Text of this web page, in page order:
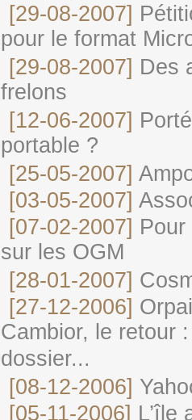
[29-08-2007]
pour le format
[29-08-2007] Des
frelons
[12-06-2007]
portable ?
[25-05-2007]
[03-05-2007]
[07-02-2007]
sur les OGM
[28-01-2007]
[27-12-2006]
Cambior, le retour
dossier...
[08-12-2006]
[05-11-2006] L’île